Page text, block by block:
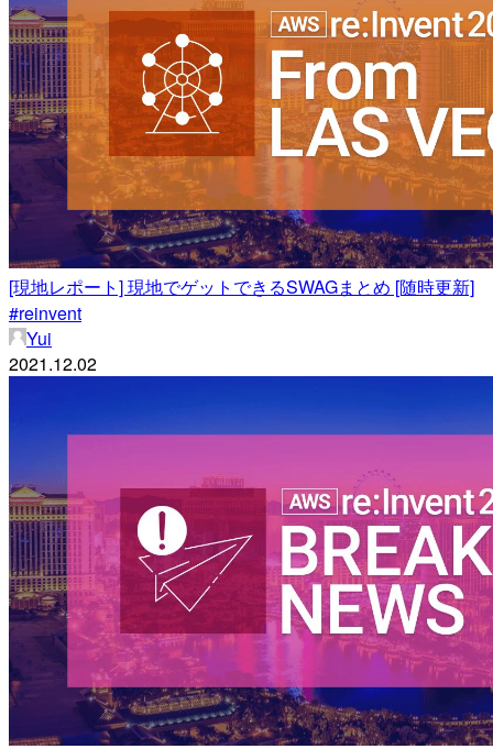
[現地レポート] 現地でゲットできるSWAGまとめ [随時更新]
#reinvent
Yui
2021.12.02